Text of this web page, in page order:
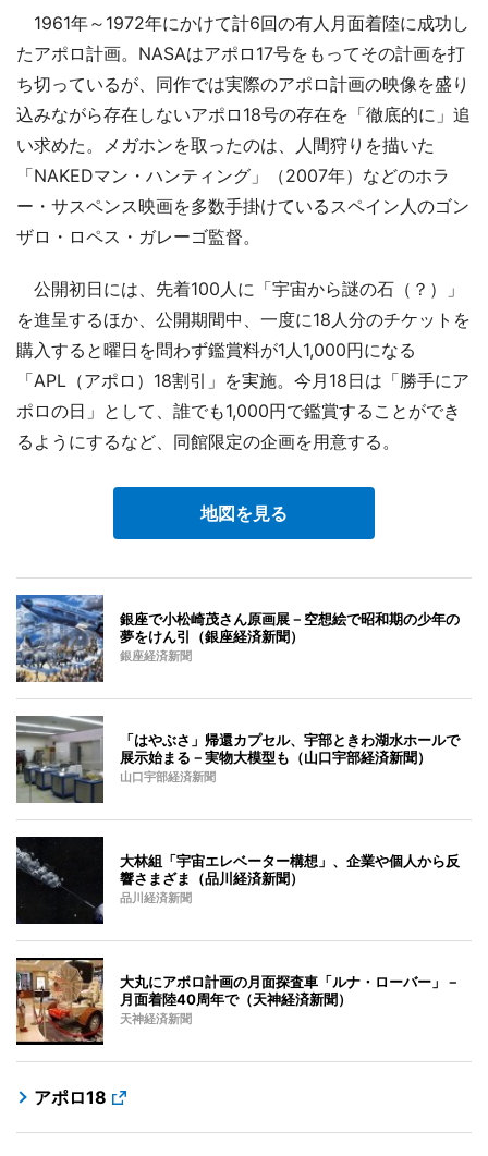
1961年～1972年にかけて計6回の有人月面着陸に成功し
たアポロ計画。NASAはアポロ17号をもってその計画を打
ち切っているが、同作では実際のアポロ計画の映像を盛り
込みながら存在しないアポロ18号の存在を「徹底的に」追
い求めた。メガホンを取ったのは、人間狩りを描いた
「NAKEDマン・ハンティング」（2007年）などのホラ
ー・サスペンス映画を多数手掛けているスペイン人のゴン
ザロ・ロペス・ガレーゴ監督。
公開初日には、先着100人に「宇宙から謎の石（？）」
を進呈するほか、公開期間中、一度に18人分のチケットを
購入すると曜日を問わず鑑賞料が1人1,000円になる
「APL（アポロ）18割引」を実施。今月18日は「勝手にア
ポロの日」として、誰でも1,000円で鑑賞することができ
るようにするなど、同館限定の企画を用意する。
地図を見る
銀座で小松崎茂さん原画展－空想絵で昭和期の少年の
夢をけん引（銀座経済新聞）
銀座経済新聞
「はやぶさ」帰還カプセル、宇部ときわ湖水ホールで
展示始まる－実物大模型も（山口宇部経済新聞）
山口宇部経済新聞
大林組「宇宙エレベーター構想」、企業や個人から反
響さまざま（品川経済新聞）
品川経済新聞
大丸にアポロ計画の月面探査車「ルナ・ローバー」－
月面着陸40周年で（天神経済新聞）
天神経済新聞
アポロ18